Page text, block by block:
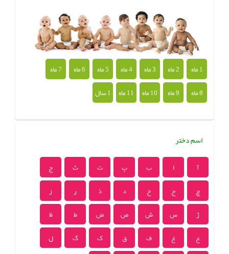
1 ماه 2 ماه 3 ماه 4 ماه 5 ماه 6 ماه
7 ماه
8 ماه
9 ماه 10 ماه 11 ماه 1 سال
اسم دختر
آ ا ب پ ت ث
ج
چ
ح خ د ذ ر
ز
ژ
س ش ص ض ط
ظ
ع
غ ف ق ک گ
ل